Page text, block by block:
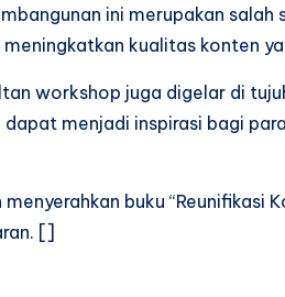
ini merupakan
kualitas konten
workshop juga digelar di
dapat menjadi inspirasi bagi
buku “Reunifikasi
[]